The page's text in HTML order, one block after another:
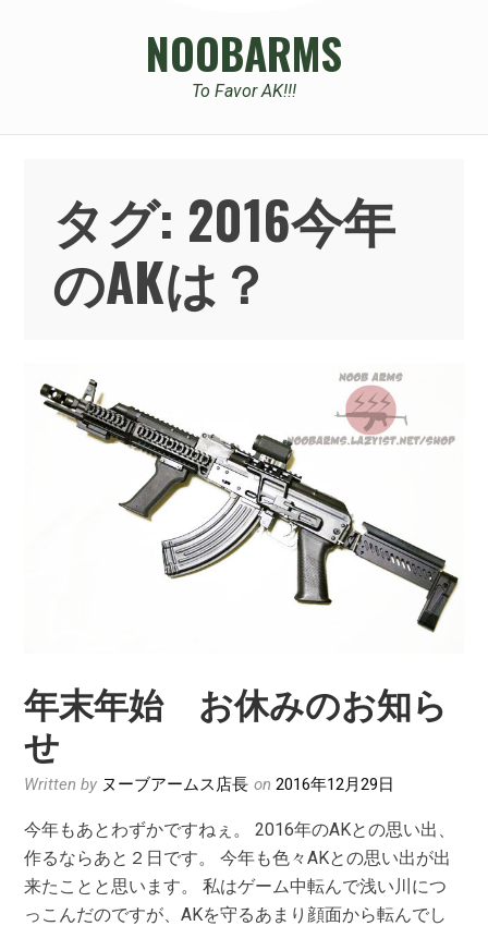
NOOBARMS
To Favor AK!!!
タグ: 2016今年
のAKは？
年末年始 お休みのお知ら
せ
Written by ヌーブアームス店長 on2016年12月29日
今年もあとわずかですねぇ。 2016年のAKとの思い出、
作るならあと２日です。 今年も色々AKとの思い出が出
来たことと思います。 私はゲーム中転んで浅い川につ
っこんだのですが、AKを守るあまり顔面から転んでし